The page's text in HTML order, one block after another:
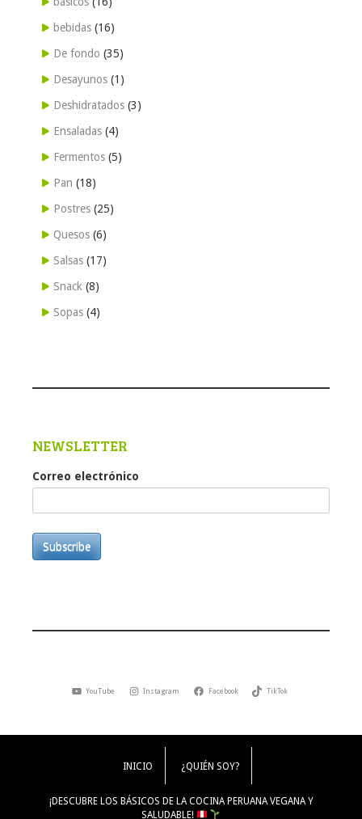
bebidas (16)
De fondo (35)
Desayunos (1)
Deshidratados (3)
Ensaladas (4)
Fermentos (5)
Pan (18)
Postres (25)
Quesos (6)
Salsas (17)
Snack (8)
Sopas (4)
NEWSLETTER
Correo electrónico
Subscribe
YouTube Instagram Facebook TikTok
INICIO ¿QUIÉN SOY?
¡DESCUBRE LOS BÁSICOS DE LA COCINA PERUANA VEGANA Y
SALUDABLE!